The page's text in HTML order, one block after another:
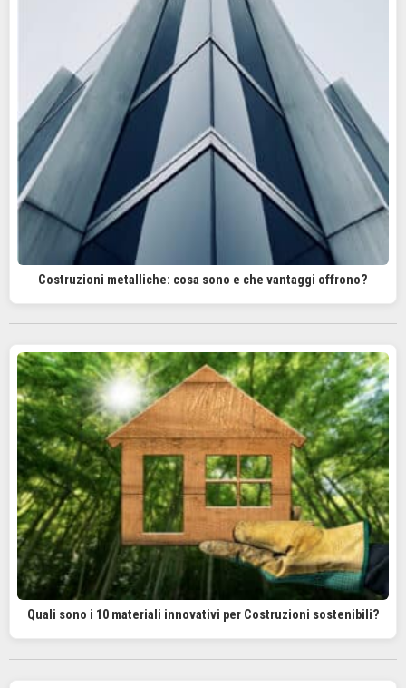
Costruzioni metalliche: cosa sono e che vantaggi offrono?
Quali sono i 10 materiali innovativi per Costruzioni sostenibili?